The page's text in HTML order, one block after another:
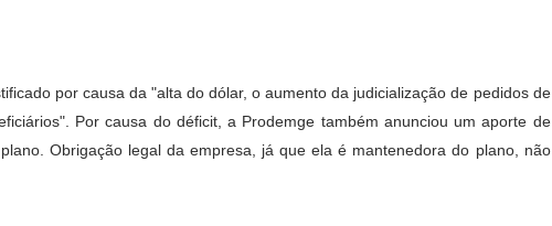
por causa da "alta do dólar, o aumento da judicialização de pedidos de
Por causa do déficit, a Prodemge também anunciou um aporte de
Obrigação legal da empresa, já que ela é mantenedora do plano, não